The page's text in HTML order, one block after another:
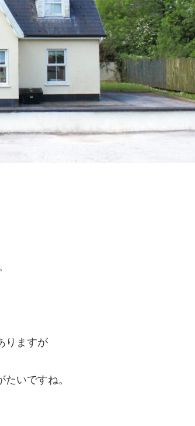
りますが
いですね。